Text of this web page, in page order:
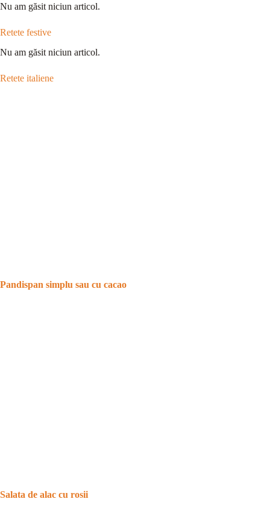
Nu am găsit niciun articol.
Retete festive
Nu am găsit niciun articol.
Retete italiene
Pandispan simplu sau cu cacao
Salata de alac cu rosii